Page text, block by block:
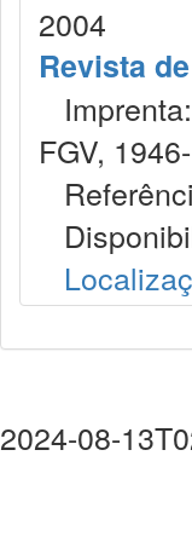
2004
Revista
FGV,
2024-08-